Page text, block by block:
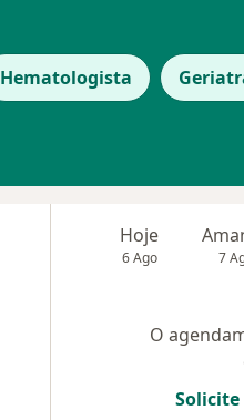
Hematologista
Hoje
6 Ago 7
O